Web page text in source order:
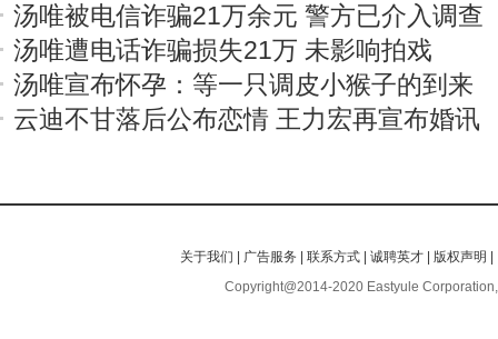
汤唯被电信诈骗21万余元 警方已介入调查
汤唯遭电话诈骗损失21万 未影响拍戏
汤唯宣布怀孕：等一只调皮小猴子的到来
云迪不甘落后公布恋情 王力宏再宣布婚讯
关于我们 广告服务 |联系方式 |诚聘英才 版权声明
Copyright@2014-2020 Eastyule